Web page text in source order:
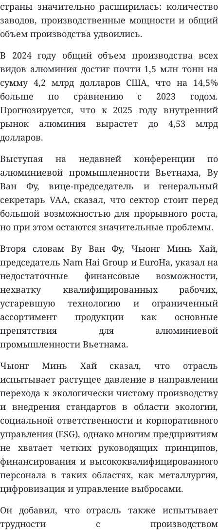
страны значительно расширилась: количество
заводов, производственные мощности и общий
объем производства удвоились.
В 2024 году общий объем производства всех
видов алюминия достиг почти 1,5 млн тонн на
сумму 4,2 млрд долларов США, что на 14,5%
больше по сравнению с 2023 годом.
Прогнозируется, что к 2025 году внутренний
рынок алюминия вырастет до 4,53 млрд
долларов.
Выступая на недавней конференции по
алюминиевой промышленности Вьетнама, Ву
Ван Фу, вице-председатель и генеральный
секретарь VAA, сказал, что сектор стоит перед
большой возможностью для прорывного роста,
но при этом остаются значительные проблемы.
Вторя словам Ву Ван Фу, Чыонг Минь Хай,
председатель Nam Hai Group и EuroHa, указал на
недостаточные финансовые возможности,
нехватку квалифицированных рабочих,
устаревшую технологию и ограниченный
ассортимент продукции как основные
препятствия для алюминиевой
промышленности Вьетнама.
Чыонг Минь Хай сказал, что отрасль
испытывает растущее давление в направлении
перехода к экологически чистому производству
и внедрения стандартов в области экологии,
социальной ответственности и корпоративного
управления (ESG), однако многим предприятиям
не хватает четких руководящих принципов,
финансирования и высококвалифицированного
персонала в таких областях, как металлургия,
цифровизация и управление выбросами.
Он добавил, что отрасль также испытывает
трудности с производством